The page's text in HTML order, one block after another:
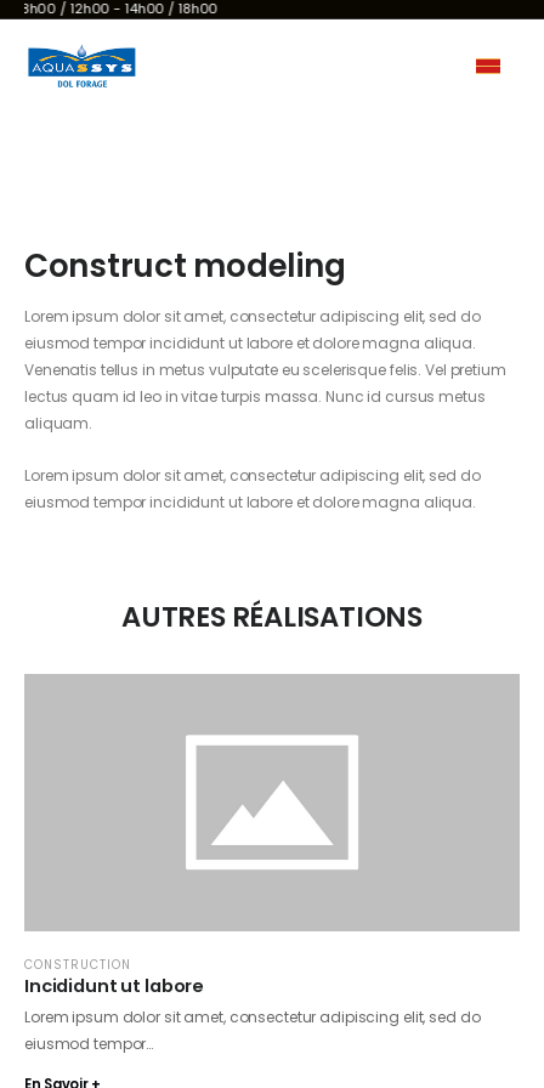
8h00 / 12h00 - 14h00 / 18h00
Construct modeling
Lorem ipsum dolor sit amet, consectetur adipiscing elit, sed do
eiusmod tempor incididunt ut labore et dolore magna aliqua.
Venenatis tellus in metus vulputate eu scelerisque felis. Vel pretium
lectus quam id leo in vitae turpis massa. Nunc id cursus metus
aliquam.
Lorem ipsum dolor sit amet, consectetur adipiscing elit, sed do
eiusmod tempor incididunt ut labore et dolore magna aliqua.
AUTRES RÉALISATIONS
CONSTRUCTION
Incididunt ut labore
Lorem ipsum dolor sit amet, consectetur adipiscing elit, sed do
eiusmod tempor…